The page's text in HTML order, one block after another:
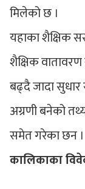
मिलेको छ ।
यहाका शैक्षिक
शैक्षिक वातावरण
बढ्दै जादा सुधार
अग्रणी बनेको
समेत गरेका छन ।
कालिकाका